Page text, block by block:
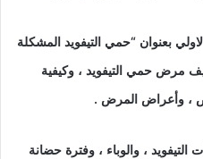
بعنوان “حمي التيفويد المشكلة
مرض حمي التيفويد ، وكيفية
، وأعراض المرض .
، والوباء ، وفترة حضانة